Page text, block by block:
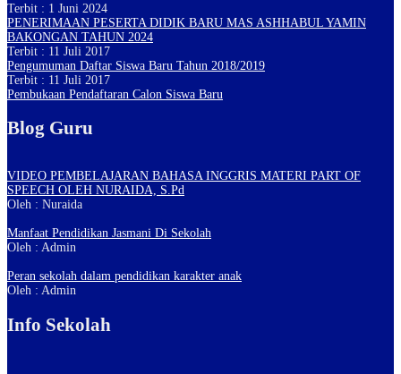
Terbit : 1 Juni 2024
PENERIMAAN PESERTA DIDIK BARU MAS ASHHABUL YAMIN
BAKONGAN TAHUN 2024
Terbit : 11 Juli 2017
Pengumuman Daftar Siswa Baru Tahun 2018/2019
Terbit : 11 Juli 2017
Pembukaan Pendaftaran Calon Siswa Baru
Blog Guru
VIDEO PEMBELAJARAN BAHASA INGGRIS MATERI PART OF
SPEECH OLEH NURAIDA, S.Pd
Oleh : Nuraida
Manfaat Pendidikan Jasmani Di Sekolah
Oleh : Admin
Peran sekolah dalam pendidikan karakter anak
Oleh : Admin
Info Sekolah